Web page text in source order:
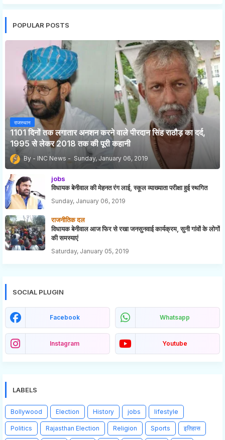
POPULAR POSTS
राजस्थान
1101 दिनों तक लगातार अनशन करने वाले पीरदान सिंह राठौड़ का दर्द,
1995 से लेकर 2018 तक की पूरी कहानी
INC News Sunday, January 06, 2019
jobs
विधायक बेनीवाल की मेहनत रंग लाई, स्कूल व्याख्याता परीक्षा हुई स्थगित
Sunday, January 06, 2019
राजनीतिक दल
विधायक बेनीवाल आज फिर से रखा जनसुनवाई कार्यक्रम, सुनी गांवों के लोगों
की समस्याएं
Saturday, January 05, 2019
SOCIAL PLUGIN
Facebook Whatsapp
Instagram Youtube
LABELS
Bollywood Election History jobs lifestyle
Politics Rajasthan Election Religion Sports इतिहास